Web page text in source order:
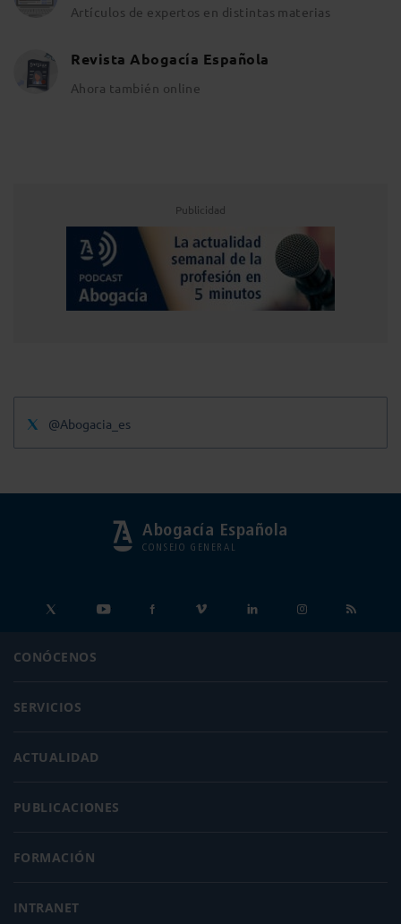
Artículos de expertos en distintas materias
Revista Abogacía Española
Ahora también online
Publicidad
@Abogacia_es
Abogacía Española
CONSEJO GENERAL
CONÓCENOS
SERVICIOS
ACTUALIDAD
PUBLICACIONES
FORMACIÓN
INTRANET